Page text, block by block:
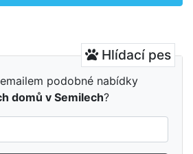
Hlídací pes
podobné nabídky
domů v Semilech?